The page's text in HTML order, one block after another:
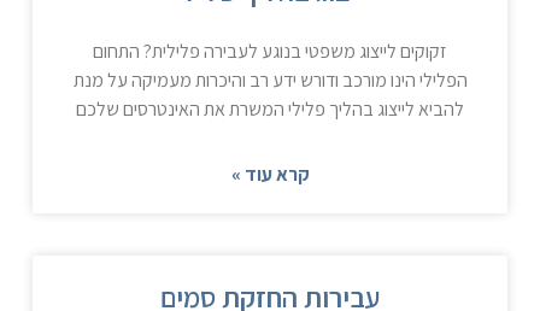
זקוקים לייצוג משפטי בנוגע לעבירה פלילית? התחום
הפלילי הינו מורכב ודורש ידע רב והיכרות מעמיקה על מנת
להביא לייצוג בהליך פלילי המשרת את האינטרסים שלכם
קרא עוד »
עבירות החזקת סמים